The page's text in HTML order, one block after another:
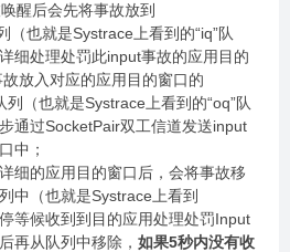
醒后会先将事故放到
（也就是Systrace上看到的“iq”队
细处理处罚此input事故的应用目的
放入对应的应用目的窗口的
（也就是Systrace上看到的“oq”队
通过SocketPair双工信道发送input
中；
细的应用目的窗口后，会将事故移
中（也就是Systrace上看到
等候收到到目的应用处理处罚Input
再从队列中移除， 如果5秒内没有收